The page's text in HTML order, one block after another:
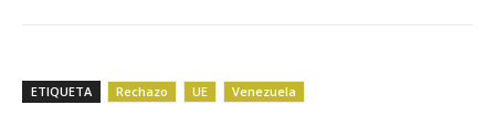
ETIQUETA Rechazo UE Venezuela